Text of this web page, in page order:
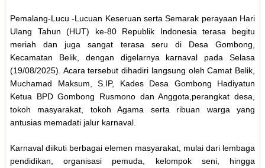
Pemalang-Lucu -Lucuan Keseruan serta Semarak perayaan Hari
Ulang Tahun (HUT) ke-80 Republik Indonesia terasa begitu
meriah dan juga sangat terasa seru di Desa Gombong,
Kecamatan Belik, dengan digelarnya karnaval pada Selasa
(19/08/2025). Acara tersebut dihadiri langsung oleh Camat Belik,
Muchamad Maksum, S.IP, Kades Desa Gombong Hadiyatun
Ketua BPD Gombong Rusmono dan Anggota,perangkat desa,
tokoh masyarakat, tokoh Agama serta ribuan warga yang
antusias memadati jalur karnaval.
Karnaval diikuti berbagai elemen masyarakat, mulai dari lembaga
pendidikan, organisasi pemuda, kelompok seni, hingga